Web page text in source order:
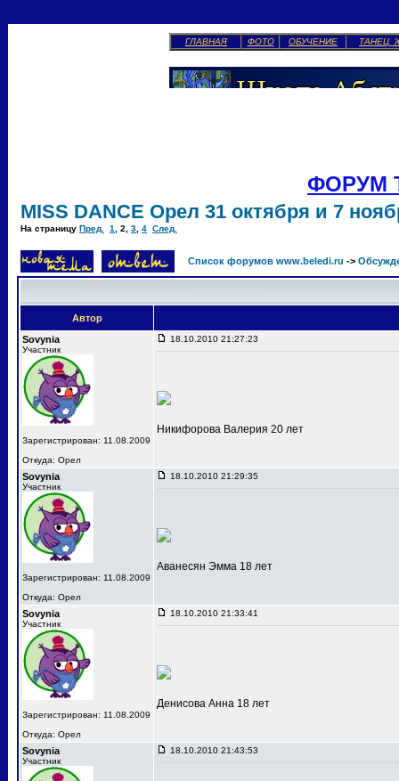
ГЛАВНАЯ ФОТО ОБУЧЕНИЕ ТАНЕЦ
ФОРУМ
MISS DANCE Орел 31 октября и 7
На страницу Пред. 1 2 3 4 След.
Список форумов www.beledi.ru ->
Автор
Sovynia
Участник
Зарегистрирован: 11.08.2009
Откуда: Орел
18.10.2010 21:27:23
Никифорова Валерия 20 лет
Sovynia
Участник
Зарегистрирован: 11.08.2009
Откуда: Орел
18.10.2010 21:29:35
Аванесян Эмма 18 лет
Sovynia
Участник
Зарегистрирован: 11.08.2009
Откуда: Орел
18.10.2010 21:33:41
Денисова Анна 18 лет
Sovynia
Участник
18.10.2010 21:43:53